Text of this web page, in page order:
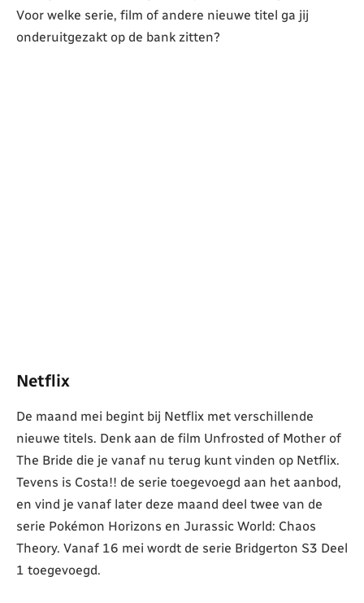
Voor welke serie, film of andere nieuwe titel ga jij
onderuitgezakt op de bank zitten?
Netflix
De maand mei begint bij Netflix met verschillende
nieuwe titels. Denk aan de film Unfrosted of Mother of
The Bride die je vanaf nu terug kunt vinden op Netflix.
Tevens is Costa!! de serie toegevoegd aan het aanbod,
en vind je vanaf later deze maand deel twee van de
serie Pokémon Horizons en Jurassic World: Chaos
Theory. Vanaf 16 mei wordt de serie Bridgerton S3 Deel
1 toegevoegd.